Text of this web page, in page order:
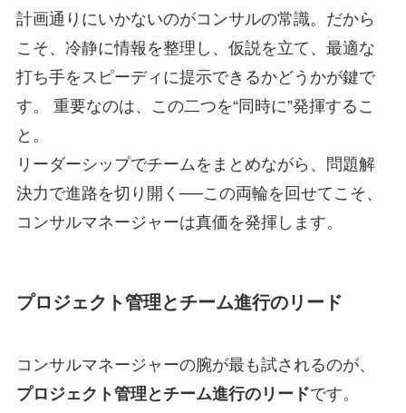
計画通りにいかないのがコンサルの常識。だから
こそ、冷静に情報を整理し、仮説を立て、最適な
打ち手をスピーディに提示できるかどうかが鍵で
す。 重要なのは、この二つを“同時に”発揮するこ
と。
リーダーシップでチームをまとめながら、問題解
決力で進路を切り開く──この両輪を回せてこそ、
コンサルマネージャーは真価を発揮します。
プロジェクト管理とチーム進行のリード
コンサルマネージャーの腕が最も試されるのが、
プロジェクト管理とチーム進行のリードです。